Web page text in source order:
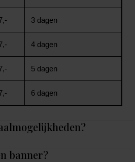
3 dagen
4 dagen
5 dagen
6 dagen
banner?